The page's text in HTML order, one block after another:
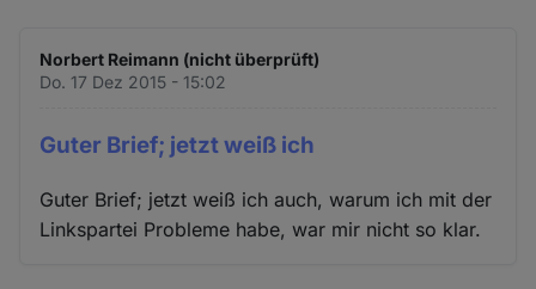
Norbert Reimann (nicht überprüft)
Do. 17 Dez 2015 - 15:02
Guter Brief; jetzt weiß ich
Guter Brief; jetzt weiß ich auch, warum ich mit der
Linkspartei Probleme habe, war mir nicht so klar.